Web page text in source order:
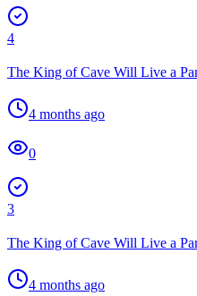
4
The King of Cave Will Live a
4 months ago
0
3
The King of Cave Will Live a
4 months ago